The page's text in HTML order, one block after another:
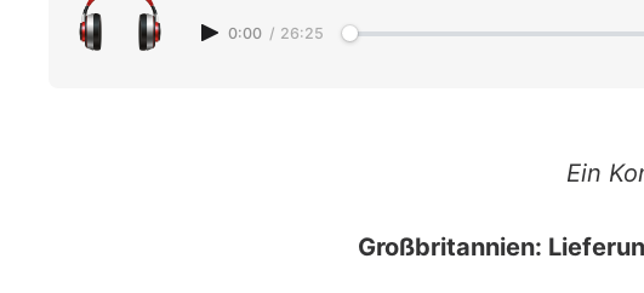
0:00 / 26:25
Ein
Großbritannien: